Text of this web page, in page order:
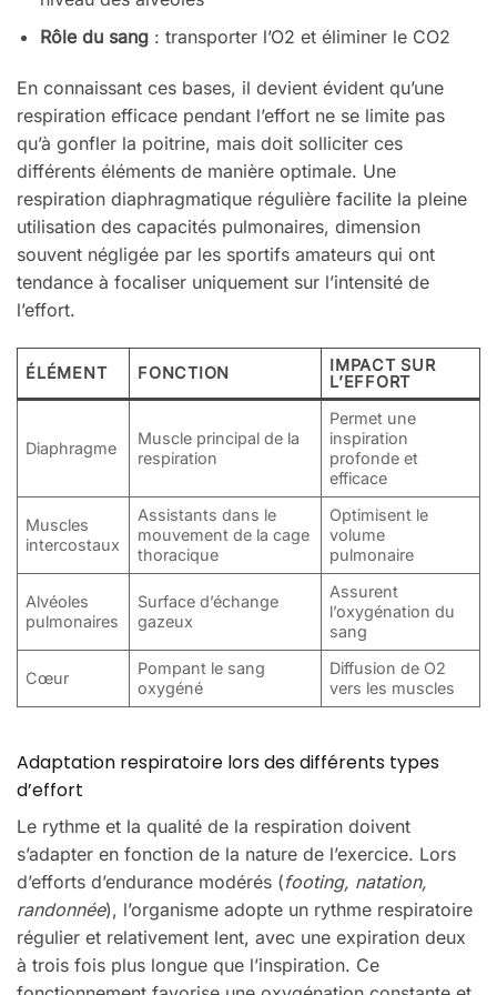
Rôle du sang: transporter l’O2 et éliminer le CO2
En connaissant ces bases, il devient évident qu’une
respiration efficace pendant l’effort ne se limite pas
qu’à gonfler la poitrine, mais doit solliciter ces
différents éléments de manière optimale. Une
respiration diaphragmatique régulière facilite la pleine
utilisation des capacités pulmonaires, dimension
souvent négligée par les sportifs amateurs qui ont
tendance à focaliser uniquement sur l’intensité de
l’effort.
ÉLÉMENT FONCTION
IMPACT SUR
L’EFFORT
Diaphragme
Muscle principal de la
respiration
Permet une
inspiration
profonde et
efficace
Muscles
intercostaux
Assistants dans le
mouvement de la cage
thoracique
Optimisent le
volume
pulmonaire
Alvéoles
pulmonaires
Surface d’échange
gazeux
Assurent
l’oxygénation du
sang
Cœur
Pompant le sang
oxygéné
Diffusion de O2
vers les muscles
Adaptation respiratoire lors des différents types
d’effort
Le rythme et la qualité de la respiration doivent
s’adapter en fonction de la nature de l’exercice. Lors
d’efforts d’endurance modérés (footing, natation,
randonnée), l’organisme adopte un rythme respiratoire
régulier et relativement lent, avec une expiration deux
à trois fois plus longue que l’inspiration. Ce